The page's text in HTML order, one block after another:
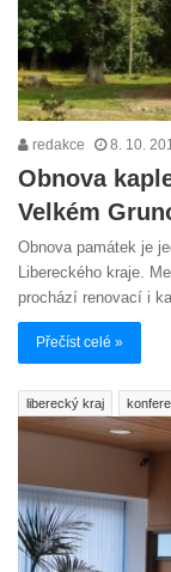
redakce 8. 10.
Obnova
Velkém
Obnova památek je
Libereckého kraje.
prochází renovací i
Přečíst celé »
liberecký kraj